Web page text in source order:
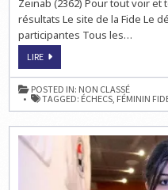
résultats Le site de la Fide Le
participantes Tous les…
LIREGRAND
FIDE
FÉMININ
À
ISTANBUL
:
14H
POSTED IN: NON CLASSÉ
TAGGED: ÉCHECS FÉMININ